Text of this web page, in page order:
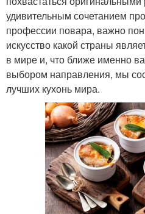
удивительным сочетанием
профессии повара, важно
искусство какой страны
в мире и, что ближе именно
выбором направления, мы
лучших кухонь мира.